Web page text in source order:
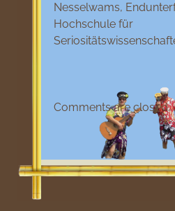
Nesselwams,
Hochschule für
Comments are closed.